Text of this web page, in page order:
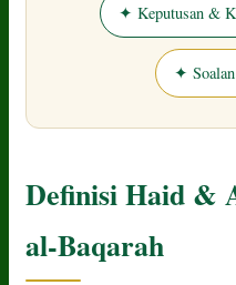
✦ Keputusan &
✦
Definisi Haid &
al-Baqarah